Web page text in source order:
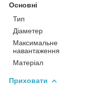
Основні
Тип
Діаметер
Максимальне
навантаження
Матеріал
Приховати